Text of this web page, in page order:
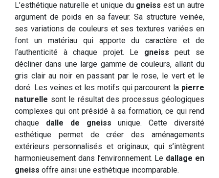
L’esthétique naturelle et unique du gneissest un autre
argument de poids en sa faveur. Sa structure veinée,
ses variations de couleurs et ses textures variées en
font un matériau qui apporte du caractère et de
l’authenticité à chaque projet. Le gneisspeut se
décliner dans une large gamme de couleurs, allant du
gris clair au noir en passant par le rose, le vert et le
doré. Les veines et les motifs qui parcourent la pierre
naturelle sont le résultat des processus géologiques
complexes qui ont présidé à sa formation, ce qui rend
chaque dalle de gneissunique. Cette diversité
esthétique permet de créer des aménagements
extérieurs personnalisés et originaux, qui s’intègrent
harmonieusement dans l’environnement. Le dallage en
gneiss offre ainsi une esthétique incomparable.